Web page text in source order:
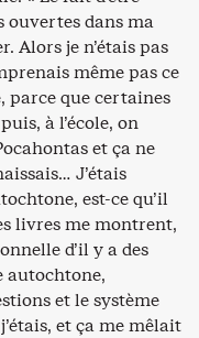
ouvertes dans ma
Alors je n’étais pas
même pas ce
parce que certaines
à l’école, on
et ça ne
J’étais
est-ce qu’il
livres me montrent,
d’il y a des
autochtone,
et le système
et ça me mêlait